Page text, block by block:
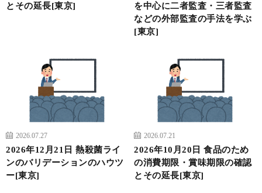
とその延長[東京]
を中心に二者監査・三者監査
などの外部監査の手法を学ぶ
[東京]
2026.07.27
2026年12月21日 熱殺菌ライ
ンのバリデーションのハウツ
ー[東京]
2026.07.21
2026年10月20日 食品のため
の消費期限・賞味期限の確認
とその延長[東京]